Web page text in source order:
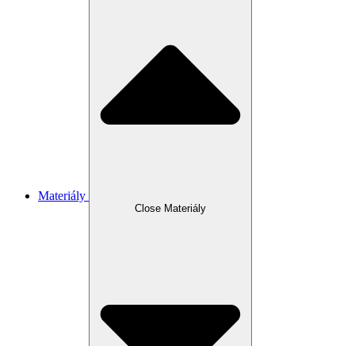
Materiály
Close Materiály